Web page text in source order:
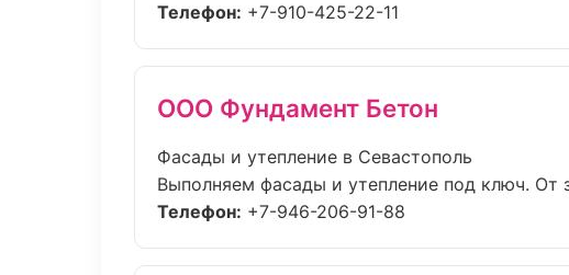
Телефон: +7-910-425-22-11
ООО Фундамент Бетон
Фасады и утепление в Севастополь
Выполняем фасады и утепление под ключ. От
Телефон: +7-946-206-91-88